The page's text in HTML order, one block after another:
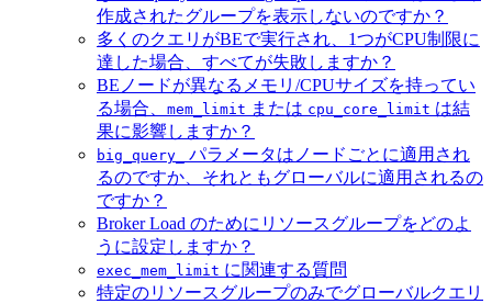
作成されたグループを表示しないのですか？
多くのクエリがBEで実行され、1つがCPU制限に
達した場合、すべてが失敗しますか？
BEノードが異なるメモリ/CPUサイズを持ってい
る場合、 mem_limit または cpu_core_limit は結
果に影響しますか？
big_query_
パラメータはノードごとに適用され
るのですか、それともグローバルに適用されるの
ですか？
Broker Load のためにリソースグループをどのよ
うに設定しますか？
exec_mem_limit に関連する質問
特定のリソースグループのみでグローバルクエリ